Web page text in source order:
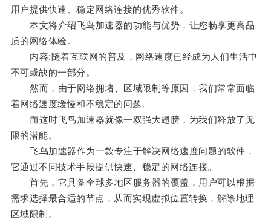
用户提供快速、稳定网络连接的优秀软件。
本文将介绍飞鸟加速器的功能与优势，让您畅享更高品
质的网络体验。
内容:随着互联网的普及，网络速度已经成为人们生活中
不可或缺的一部分。
然而，由于网络拥堵、区域限制等原因，我们常常面临
着网络速度缓慢和不稳定的问题。
而这时飞鸟加速器就像一双强大翅膀，为我们释放了无
限的潜能。
飞鸟加速器作为一款专注于解决网络速度问题的软件，
它通过不同技术手段提供快速、稳定的网络连接。
首先，它具备全球多地区服务器的覆盖，用户可以根据
需求选择最合适的节点，从而实现虚拟位置转换，解除地理
区域限制。